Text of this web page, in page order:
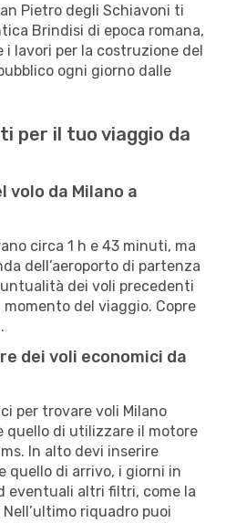
Pietro degli Schiavoni ti
Brindisi di epoca romana,
lavori per la costruzione del
ogni giorno dalle
per il tuo viaggio da
volo da Milano a
circa 1 h e 43 minuti, ma
dell’aeroporto di partenza
dei voli precedenti
del viaggio. Copre
dei voli economici da
per trovare voli Milano
quello di utilizzare il motore
In alto devi inserire
quello di arrivo, i giorni in
eventuali altri filtri, come la
riquadro puoi